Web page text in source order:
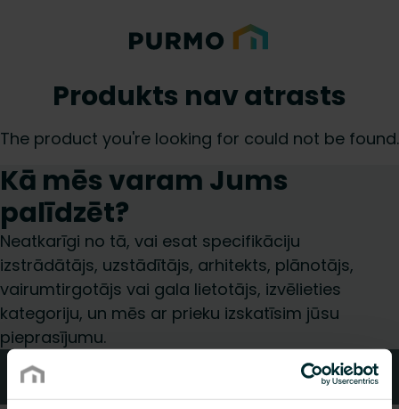
Produkts nav atrasts
The product you're looking for could not be found.
Kā mēs varam Jums
palīdzēt?
Neatkarīgi no tā, vai esat specifikāciju
izstrādātājs, uzstādītājs, arhitekts, plānotājs,
vairumtirgotājs vai gala lietotājs, izvēlieties
kategoriju, un mēs ar prieku izskatīsim jūsu
pieprasījumu.
Kontakti